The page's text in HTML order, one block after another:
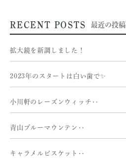
RECENT POSTS 最近の投稿
拡大鏡を新調しました！
2023年のスタートは白い歯で✨
小川軒のレーズンウィッチ‥
青山ブルーマウンテン‥
キャラメルビスケット‥